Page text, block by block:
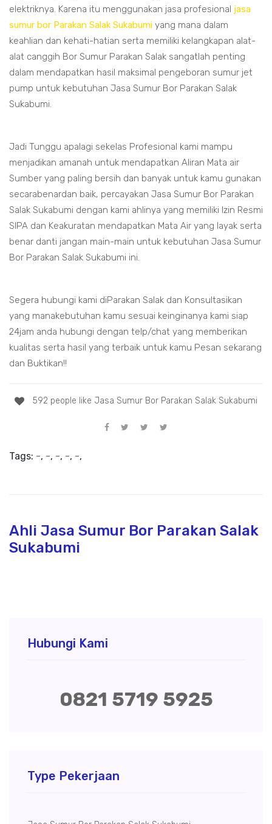
elektriknya. Karena itu menggunakan jasa profesional jasa
sumur bor Parakan Salak Sukabumi yang mana dalam
keahlian dan kehati-hatian serta memiliki kelangkapan alat-
alat canggih Bor Sumur Parakan Salak sangatlah penting
dalam mendapatkan hasil maksimal pengeboran sumur jet
pump untuk kebutuhan Jasa Sumur Bor Parakan Salak
Sukabumi.
Jadi Tunggu apalagi sekelas Profesional kami mampu
menjadikan amanah untuk mendapatkan Aliran Mata air
Sumber yang paling bersih dan banyak untuk kamu gunakan
secarabenardan baik, percayakan Jasa Sumur Bor Parakan
Salak Sukabumi dengan kami ahlinya yang memiliki Izin Resmi
SIPA dan Keakuratan mendapatkan Mata Air yang layak serta
benar danti jangan main-main untuk kebutuhan Jasa Sumur
Bor Parakan Salak Sukabumi ini.
Segera hubungi kami diParakan Salak dan Konsultasikan
yang manakebutuhan kamu sesuai keinginanya kami siap
24jam anda hubungi dengan telp/chat yang memberikan
kualitas serta hasil yang terbaik untuk kamu Pesan sekarang
dan Buktikan!!
592 people like Jasa Sumur Bor Parakan Salak Sukabumi
Tags: -, -, -, -, -,
Ahli Jasa Sumur Bor Parakan Salak
Sukabumi
Hubungi Kami
0821 5719 5925
Type Pekerjaan